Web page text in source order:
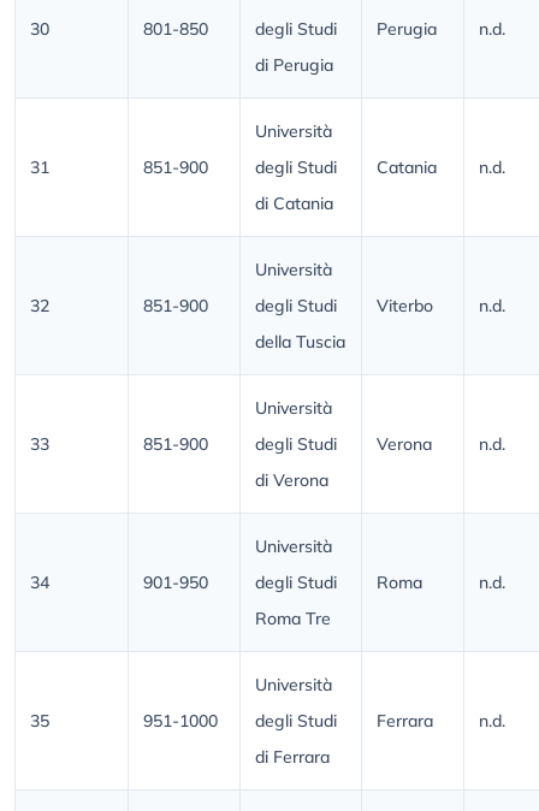
30 801-850
degli Studi
di Perugia
Perugia n.d.
31 851-900
Università
degli Studi
di Catania
Catania n.d.
32 851-900
Università
degli Studi
della Tuscia
Viterbo n.d.
33 851-900
Università
degli Studi
di Verona
Verona n.d.
34 901-950
Università
degli Studi
Roma Tre
Roma n.d.
35 951-1000
Università
degli Studi
di Ferrara
Ferrara n.d.